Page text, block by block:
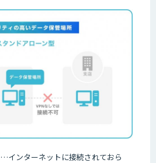
…インターネットに接続されておら